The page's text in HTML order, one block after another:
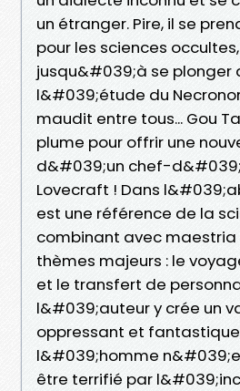
un étranger. Pire, il se
pour les sciences
jusqu&#039;à se plonger
l&#039;étude du
maudit entre tous... Gou
plume pour offrir une
d&#039;un chef-
Lovecraft ! Dans
est une référence de la
combinant avec maestria
thèmes majeurs : le
et le transfert de
l&#039;auteur y crée un
oppressant et
l&#039;homme
être terrifié par